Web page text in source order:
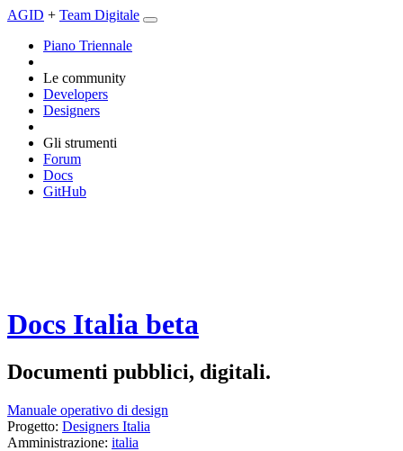
AGID + Team Digitale
Piano Triennale
Le community
Developers
Designers
Gli strumenti
Forum
Docs
GitHub
Docs Italia beta
Documenti pubblici, digitali.
Manuale operativo di design
Progetto: Designers Italia
Amministrazione: italia